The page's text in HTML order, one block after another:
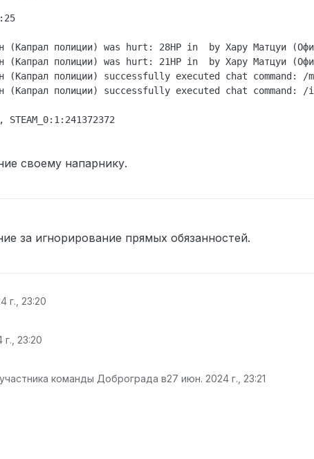
как глупая оборона, на вас написали жалобу, а вы все в свою
(Капрал полиции) was hurt: 28HP in  by Хару Матцуи
(Капрал полиции) was hurt: 21HP in  by Хару Матцуи
полиции) successfully executed chat command: /
полиции) successfully executed chat command: /it
своему напарнику.
за игнорирование прямых обязанностей.
г., 23:20
23:20
команды Доброграда в27 июн. 2024 г., 23:21